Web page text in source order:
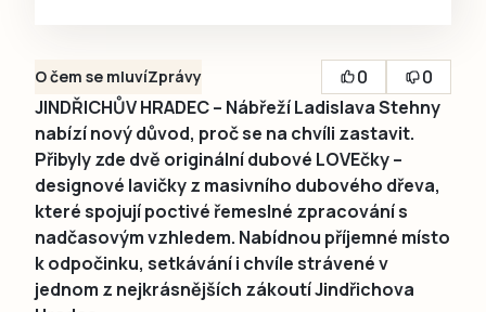
O čem se mluvíZprávy 0
0
JINDŘICHŮV HRADEC – Nábřeží Ladislava Stehny
nabízí nový důvod, proč se na chvíli zastavit.
Přibyly zde dvě originální dubové LOVEčky –
designové lavičky z masivního dubového dřeva,
které spojují poctivé řemeslné zpracování s
nadčasovým vzhledem. Nabídnou příjemné místo
k odpočinku, setkávání i chvíle strávené v
jednom z nejkrásnějších zákoutí Jindřichova